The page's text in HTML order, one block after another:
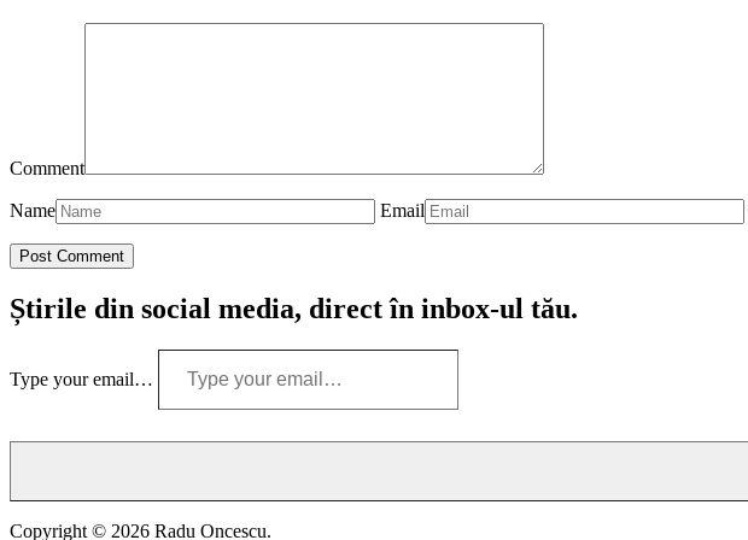
Comment
Name Email
Știrile din social media, direct în inbox-ul tău.
Type your email…
Copyright © 2026 Radu Oncescu.